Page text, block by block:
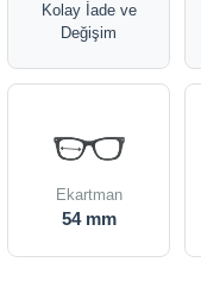
Kolay İade ve
Değişim
Ekartman
54 mm